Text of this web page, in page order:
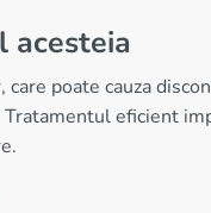
poate cauza
eficient